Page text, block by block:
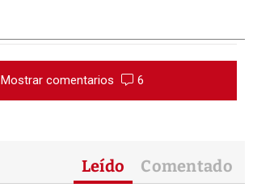
Mostrar comentarios 6
Leído Comentado